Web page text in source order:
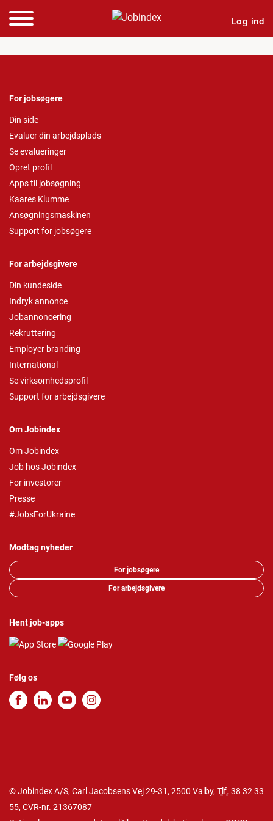
Log ind
For jobsøgere
Din side
Evaluer din arbejdsplads
Se evalueringer
Opret profil
Apps til jobsøgning
Kaares Klumme
Ansøgningsmaskinen
Support for jobsøgere
For arbejdsgivere
Din kundeside
Indryk annonce
Jobannoncering
Rekruttering
Employer branding
International
Se virksomhedsprofil
Support for arbejdsgivere
Om Jobindex
Om Jobindex
Job hos Jobindex
For investorer
Presse
#JobsForUkraine
Modtag nyheder
For jobsøgere
For arbejdsgivere
Hent job-apps
Følg os
© Jobindex A/S, Carl Jacobsens Vej 29-31, 2500 Valby, Tlf. 38 32 33
55, CVR-nr. 21367087